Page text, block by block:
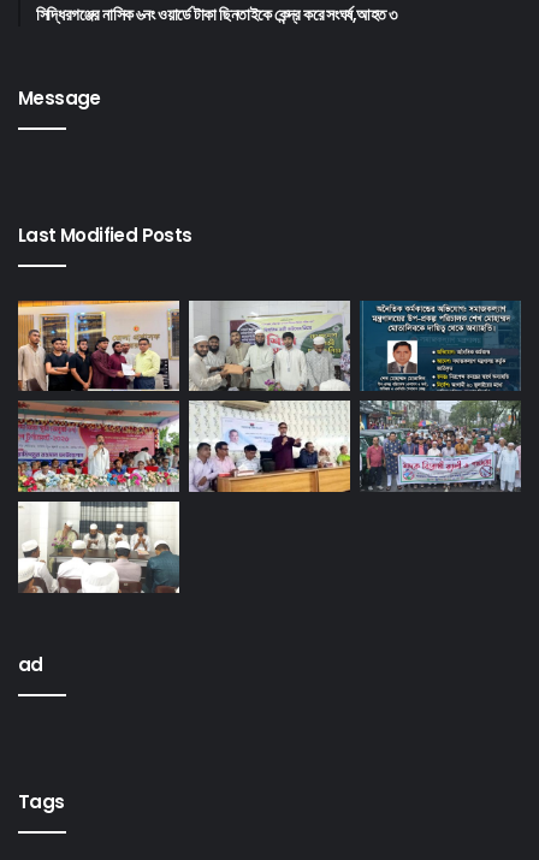
সিদ্ধিরগঞ্জের নাসিক ৬নং ওয়ার্ডে টাকা ছিনতাইকে কেন্দ্র করে সংঘর্ষ,আহত ৩
Message
Last Modified Posts
ad
Tags